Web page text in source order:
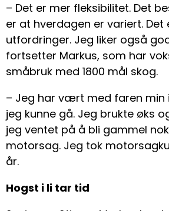
– Det er mer fleksibilitet. Det
er at hverdagen er variert. Det
utfordringer. Jeg liker også
fortsetter Markus, som har
småbruk med 1800 mål skog.
– Jeg har vært med faren min
jeg kunne gå. Jeg brukte øks
jeg ventet på å bli gammel
motorsag. Jeg tok
år.
Hogst i li tar tid